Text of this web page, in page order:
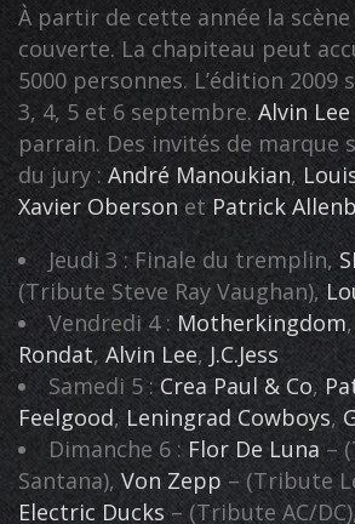
À partir de cette année la
couverte. La chapiteau peut
5000 personnes. L’édition 2009
3, 4, 5 et 6 septembre.Alvin Lee
parrain. Des invités de marque
du jury :André Manoukian,
Xavier Oberson et Patrick
Jeudi 3 : Finale du tremplin,
(Tribute Steve Ray Vaughan),
Vendredi 4 : Motherkingdom,
Rondat, Alvin Lee, J.C.Jess
Samedi 5 :Crea Paul & Co,
Feelgood,Leningrad Cowboys,
Dimanche 6 :Flor De Luna –
Santana), Von Zepp – (Tribute
Electric Ducks – (Tribute AC/